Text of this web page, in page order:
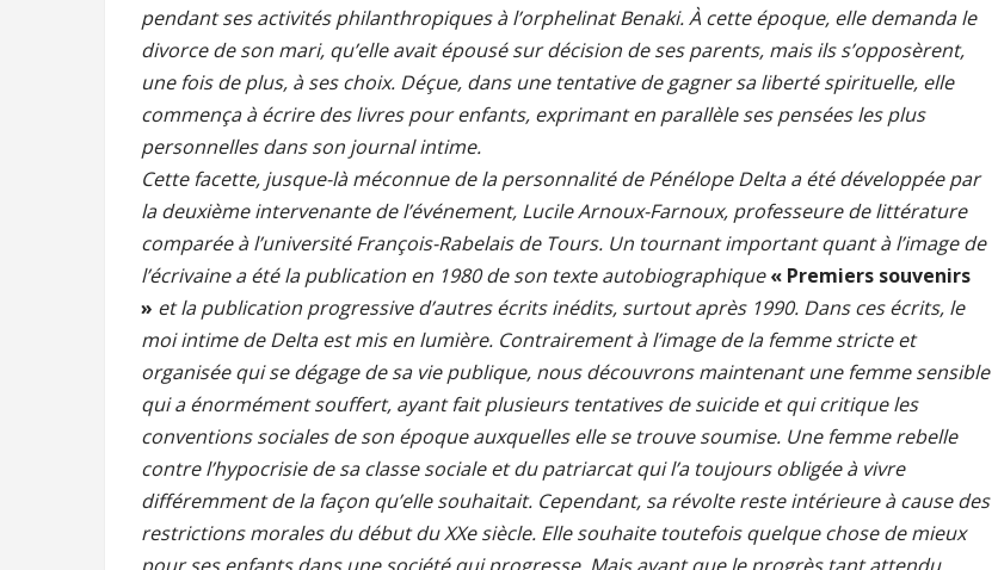
pendant ses activités philanthropiques à l’orphelinat Benaki. À cette époque, elle demanda le
divorce de son mari, qu’elle avait épousé sur décision de ses parents, mais ils s’opposèrent,
une fois de plus, à ses choix. Déçue, dans une tentative de gagner sa liberté spirituelle, elle
commença à écrire des livres pour enfants, exprimant en parallèle ses pensées les plus
personnelles dans son journal intime.
Cette facette, jusque-là méconnue de la personnalité de Pénélope Delta a été développée par
la deuxième intervenante de l’événement, Lucile Arnoux-Farnoux, professeure de littérature
comparée à l’université François-Rabelais de Tours. Un tournant important quant à l’image de
l’écrivaine a été la publication en 1980 de son texte autobiographique« Premiers souvenirs
» et la publication progressive d’autres écrits inédits, surtout après 1990. Dans ces écrits, le
moi intime de Delta est mis en lumière. Contrairement à l’image de la femme stricte et
organisée qui se dégage de sa vie publique, nous découvrons maintenant une femme sensible
qui a énormément souffert, ayant fait plusieurs tentatives de suicide et qui critique les
conventions sociales de son époque auxquelles elle se trouve soumise. Une femme rebelle
contre l’hypocrisie de sa classe sociale et du patriarcat qui l’a toujours obligée à vivre
différemment de la façon qu’elle souhaitait. Cependant, sa révolte reste intérieure à cause des
restrictions morales du début du XXe siècle. Elle souhaite toutefois quelque chose de mieux